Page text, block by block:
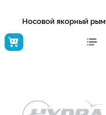
Носовой якорный рым